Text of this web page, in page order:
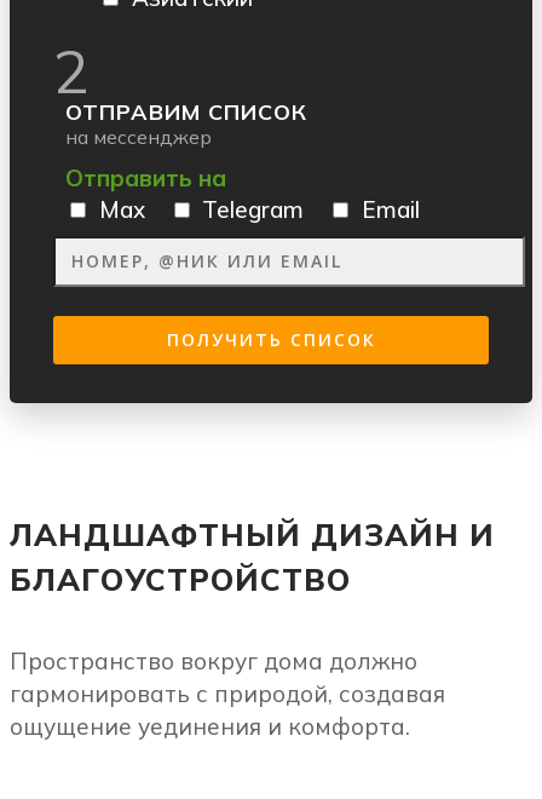
2
ОТПРАВИМ СПИСОК
на мессенджер
Отправить на
Max
Telegram Email
ЛАНДШАФТНЫЙ ДИЗАЙН И
БЛАГОУСТРОЙСТВО
Пространство вокруг дома должно
гармонировать с природой, создавая
ощущение уединения и комфорта.